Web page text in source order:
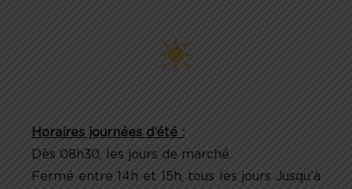
Horaires journées d’été :
Dès 08h30, les jours de marché.
Fermé entre 14h et 15h, tous les jours Jusqu’à